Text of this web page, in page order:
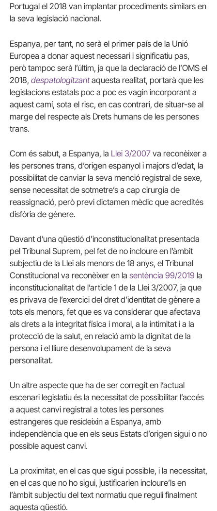
Portugal el 2018 van implantar procediments similars en
la seva legislació nacional.
Espanya, per tant, no serà el primer país de la Unió
Europea a donar aquest necessari i significatiu pas,
però tampoc serà l’últim, ja que la declaració de l’OMS el
2018, despatologitzantaquesta realitat, portarà que les
legislacions estatals poc a poc es vagin incorporant a
aquest camí, sota el risc, en cas contrari, de situar-se al
marge del respecte als Drets humans de les persones
trans.
Com és sabut, a Espanya, la Llei 3/2007 va reconèixer a
les persones trans, d’origen espanyol i majors d’edat, la
possibilitat de canviar la seva menció registral de sexe,
sense necessitat de sotmetre’s a cap cirurgia de
reassignació, però previ dictamen mèdic que acredités
disfòria de gènere.
Davant d’una qüestió d’inconstitucionalitat presentada
pel Tribunal Suprem, pel fet de no incloure en l’àmbit
subjectiu de la Llei als menors de 18 anys, el Tribunal
Constitucional va reconèixer en la sentència 99/2019 la
inconstitucionalitat de l’article 1 de la Llei 3/2007, ja que
es privava de l’exercici del dret d’identitat de gènere a
tots els menors, fet que es va considerar que afectava
als drets a la integritat física i moral, a la intimitat i a la
protecció de la salut, en relació amb la dignitat de la
persona i el lliure desenvolupament de la seva
personalitat.
Un altre aspecte que ha de ser corregit en l’actual
escenari legislatiu és la necessitat de possibilitar l’accés
a aquest canvi registral a totes les persones
estrangeres que resideixin a Espanya, amb
independència que en els seus Estats d’origen sigui o no
possible aquest canvi.
La proximitat, en el cas que sigui possible, i la necessitat,
en el cas que no ho sigui, justificarien incloure’ls en
l’àmbit subjectiu del text normatiu que reguli finalment
aquesta qüestió.